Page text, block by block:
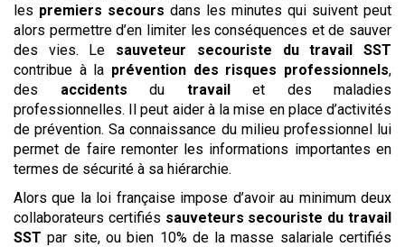
les premiers secours dans les minutes qui suivent peut
alors permettre d’en limiter les conséquences et de sauver
des vies. Le sauveteur secouriste du travail
SST
contribue à la prévention des risques professionnels,
des accidents du travailet des maladies
professionnelles. Il peut aider à la mise en place d’activités
de prévention. Sa connaissance du milieu professionnel lui
permet de faire remonter les informations importantes en
termes de sécurité à sa hiérarchie.
Alors que la loi française impose d’avoir au minimum deux
collaborateurs certifiés sauveteurs secouriste du travail
SST par site, ou bien 10% de la masse salariale certifiés